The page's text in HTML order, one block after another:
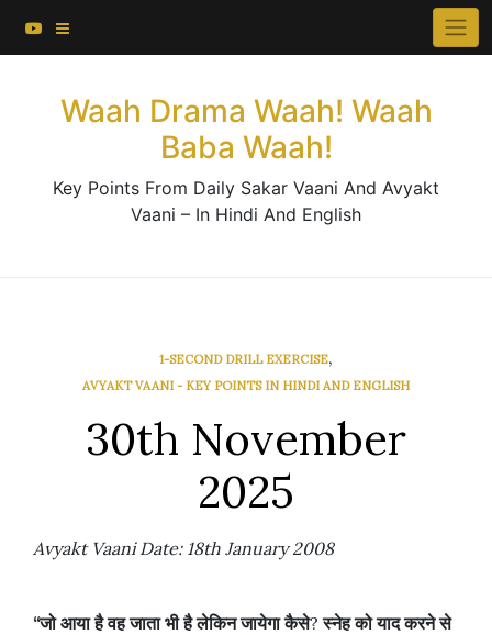
Waah Drama Waah! Waah
Baba Waah!
Key Points From Daily Sakar Vaani And Avyakt
Vaani – In Hindi And English
1-SECOND DRILL EXERCISE,
AVYAKT VAANI - KEY POINTS IN HINDI AND ENGLISH
30th November
2025
Avyakt Vaani Date: 18th January 2008
“जो आया है वह जाता भी है लेकिन जायेगा कैसे?स्नेह को याद करने से
×